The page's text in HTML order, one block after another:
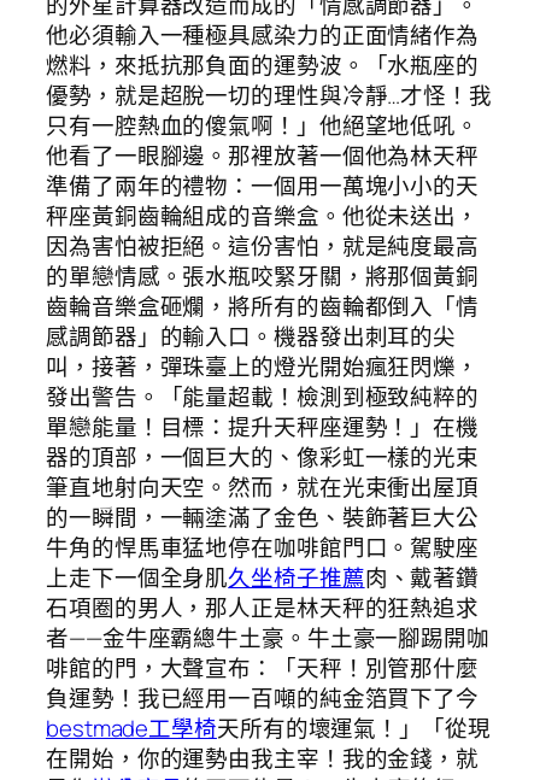
他必須輸入一種極具感染力的正面情緒作為
燃料，來抵抗那負面的運勢波。「水瓶座的
優勢，就是超脫一切的理性與冷靜…才怪！我
只有一腔熱血的傻氣啊！」他絕望地低吼。
他看了一眼腳邊。那裡放著一個他為林天秤
準備了兩年的禮物：一個用一萬塊小小的天
秤座黃銅齒輪組成的音樂盒。他從未送出，
因為害怕被拒絕。這份害怕，就是純度最高
的單戀情感。張水瓶咬緊牙關，將那個黃銅
齒輪音樂盒砸爛，將所有的齒輪都倒入「情
感調節器」的輸入口。機器發出刺耳的尖
叫，接著，彈珠臺上的燈光開始瘋狂閃爍，
發出警告。「能量超載！檢測到極致純粹的
單戀能量！目標：提升天秤座運勢！」在機
器的頂部，一個巨大的、像彩虹一樣的光束
筆直地射向天空。然而，就在光束衝出屋頂
的一瞬間，一輛塗滿了金色、裝飾著巨大公
牛角的悍馬車猛地停在咖啡館門口。駕駛座
上走下一個全身肌久坐椅子推薦肉、戴著鑽
石項圈的男人，那人正是林天秤的狂熱追求
者——金牛座霸總牛土豪。牛土豪一腳踢開咖
啡館的門，大聲宣布：「天秤！別管那什麼
負運勢！我已經用一百噸的純金箔買下了今
bestmade工學椅天所有的壞運氣！」「從現
在開始，你的運勢由我主宰！我的金錢，就